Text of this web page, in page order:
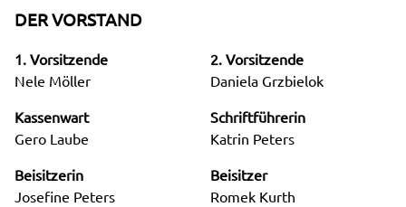
DER VORSTAND
1. Vorsitzende
Nele Möller
2. Vorsitzende
Daniela Grzbielok
Kassenwart
Gero Laube
Schriftführerin
Katrin Peters
Beisitzerin
Josefine Peters
Beisitzer
Romek Kurth